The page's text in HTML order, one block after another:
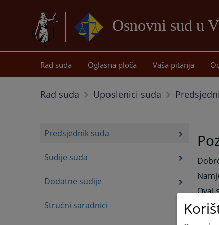
Osnovni sud u
Rad suda Oglasna ploča Vaša pitanja
Rad suda Uposlenici suda
Predsjednik suda
Sudije suda
Dodatne sudije
Stručni saradnici
Ovaj
biti